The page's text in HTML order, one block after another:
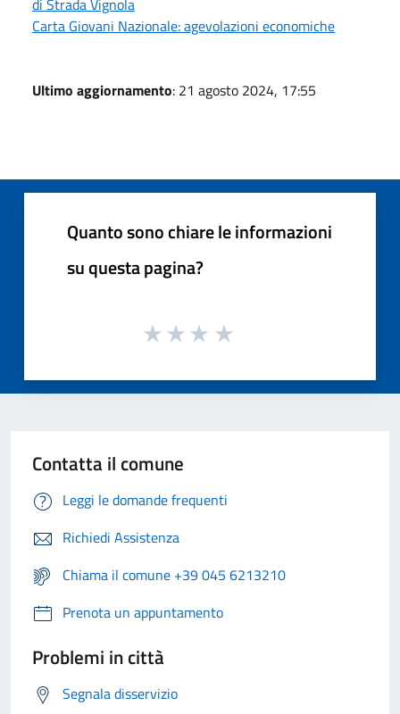
Carta Giovani Nazionale: agevolazioni economiche
Ultimo aggiornamento: 21 agosto 2024, 17:55
Quanto sono chiare le informazioni
su questa pagina?
Contatta il comune
Leggi le domande frequenti
Richiedi Assistenza
Chiama il comune +39 045 6213210
Prenota un appuntamento
Problemi in città
Segnala disservizio